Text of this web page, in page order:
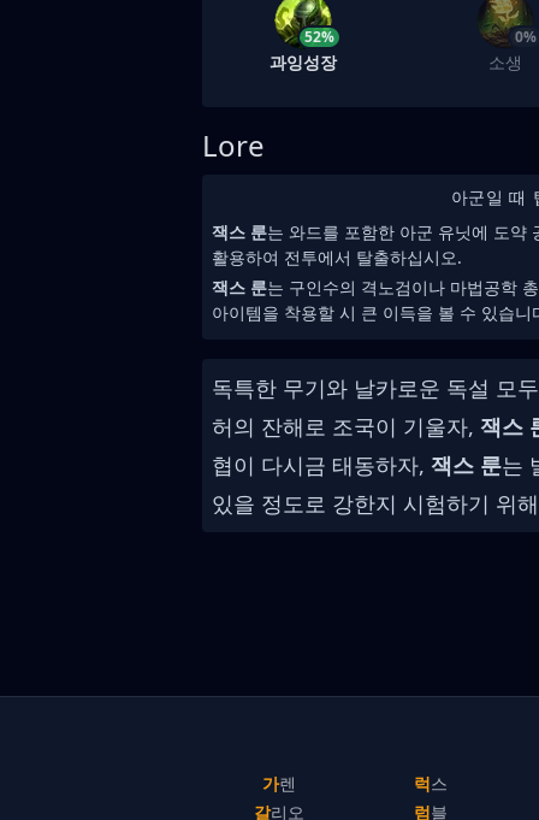
52%
과잉성장
0%
소생
Lore
아군일 때
잭스 룬는 와드를 포함한 아군 유닛에 도약
활용하여 전투에서 탈출하십시오.
잭스 룬는 구인수의 격노검이나 마법공학
아이템을 착용할 시 큰 이득을 볼 수 있습니
독특한 무기와 날카로운 독설 모
허의 잔해로 조국이 기울자, 잭스
협이 다시금 태동하자, 잭스 룬는
있을 정도로 강한지 시험하기 위
가렌
갈리오
럭스
럼블